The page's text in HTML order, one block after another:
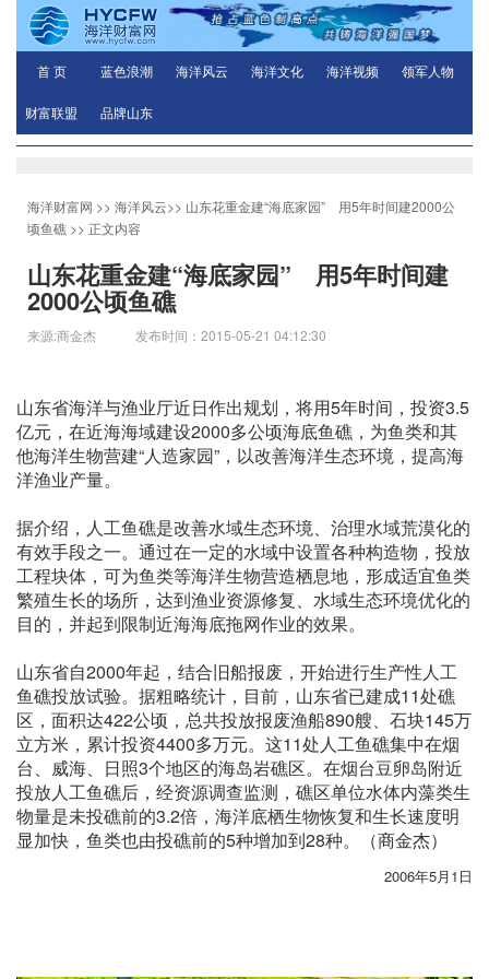
首 页 蓝色浪潮 海洋风云 海洋文化 海洋视频 领军人物
财富联盟 品牌山东
海洋财富网 >> 海洋风云>> 山东花重金建“海底家园” 用5年时间建2000公
顷鱼礁 >> 正文内容
山东花重金建“海底家园” 用5年时间建
2000公顷鱼礁
来源:商金杰 发布时间：2015-05-21 04:12:30
山东省海洋与渔业厅近日作出规划，将用5年时间，投资3.5
亿元，在近海海域建设2000多公顷海底鱼礁，为鱼类和其
他海洋生物营建“人造家园”，以改善海洋生态环境，提高海
洋渔业产量。
据介绍，人工鱼礁是改善水域生态环境、治理水域荒漠化的
有效手段之一。通过在一定的水域中设置各种构造物，投放
工程块体，可为鱼类等海洋生物营造栖息地，形成适宜鱼类
繁殖生长的场所，达到渔业资源修复、水域生态环境优化的
目的，并起到限制近海海底拖网作业的效果。
山东省自2000年起，结合旧船报废，开始进行生产性人工
鱼礁投放试验。据粗略统计，目前，山东省已建成11处礁
区，面积达422公顷，总共投放报废渔船890艘、石块145万
立方米，累计投资4400多万元。这11处人工鱼礁集中在烟
台、威海、日照3个地区的海岛岩礁区。在烟台豆卵岛附近
投放人工鱼礁后，经资源调查监测，礁区单位水体内藻类生
物量是未投礁前的3.2倍，海洋底栖生物恢复和生长速度明
显加快，鱼类也由投礁前的5种增加到28种。（商金杰）
2006年5月1日